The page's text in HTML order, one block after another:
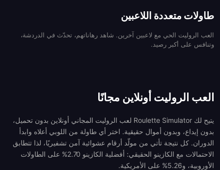
طاولات متعددة اللاعبين
العب الروليت الحي مع لاعبين آخرين. شاهد رهاناتهم، تحدّث في الدردشة،
وتنافس على أكبر رصيد.
العب الروليت أونلاين مجانًا
يتيح لك Roulette Simulator لعب الروليت المجاني أونلاين بدون تحميل،
بدون إيداع، وبدون أموال حقيقية. اختر أي طاولة من اللوبي أعلاه وابدأ
الدوران. كل نتيجة تأتي من مولّد أرقام عشوائية آمن تشفيريًا، لذا تتطابق
الاحتمالات مع الكازينو الحقيقي: أفضلية الكازينو 2.70% على الطاولات
الأوروبية، و5.26% على الأمريكية.